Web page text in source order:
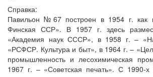
Справка:
Павильон №67 построен в 1954 г. как
Финская ССР». В 1957 г. здесь
«Академия наук СССР», в 1958 г. –
«РСФСР. Культура и быт», в 1964 г. –
промышленность и лесохимическая
1967 г. – «Советская печать». С 1990-